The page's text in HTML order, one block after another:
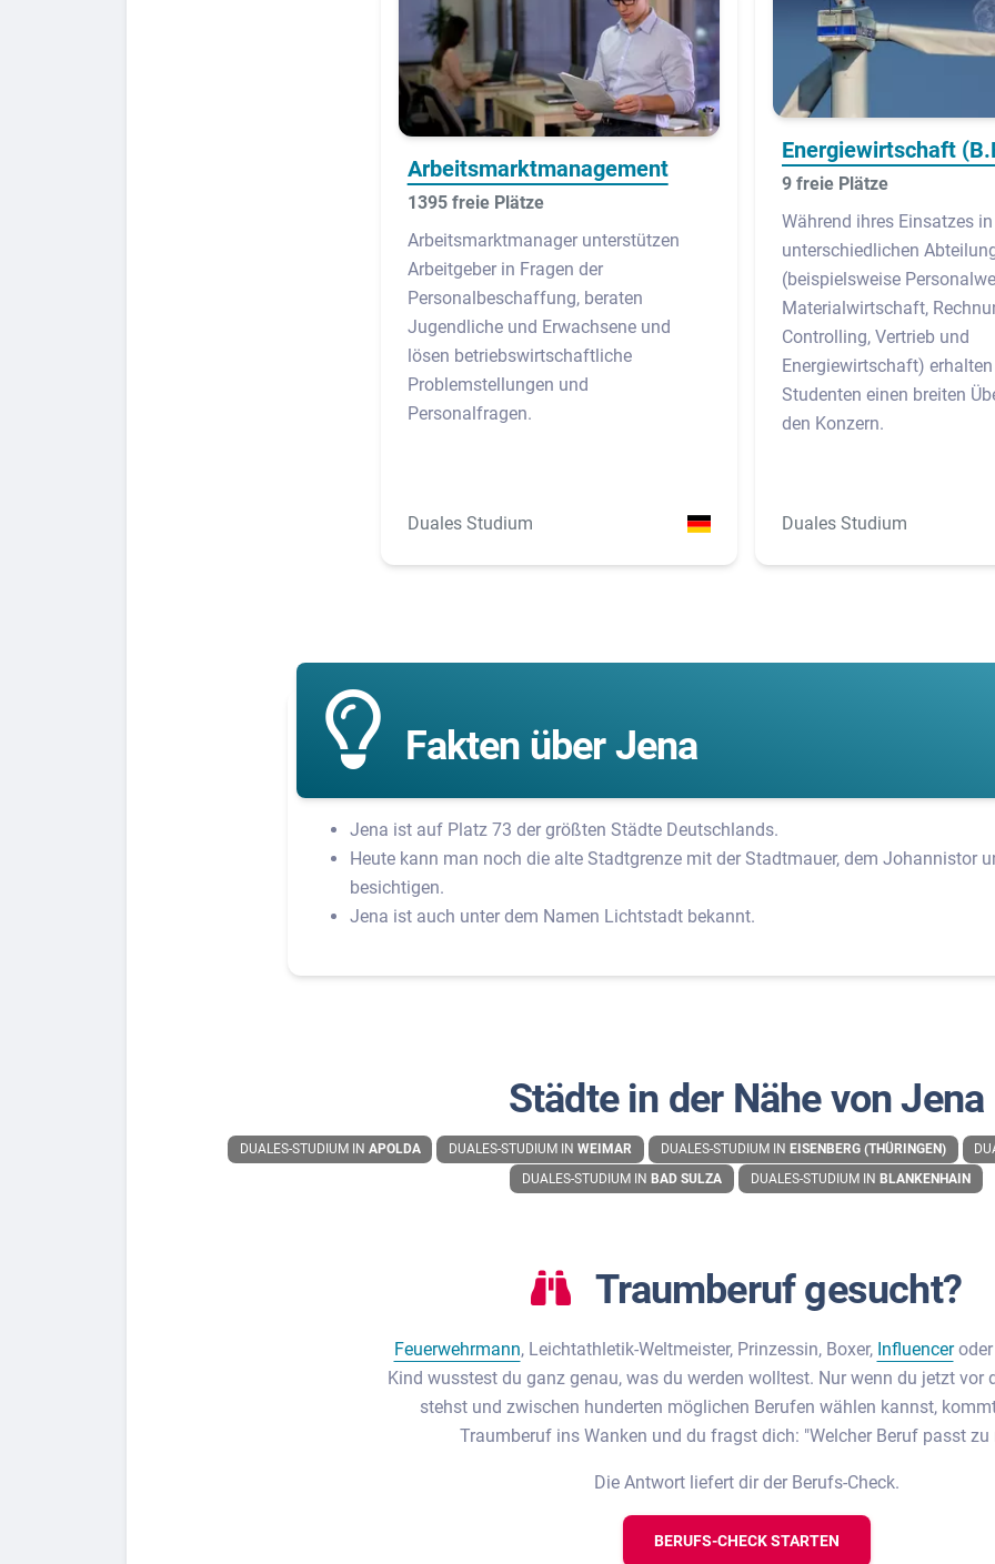
Arbeitsmarktmanagement
1395 freie Plätze
Arbeitsmarktmanager unterstützen
Arbeitgeber in Fragen der
Personalbeschaffung, beraten
Jugendliche und Erwachsene und
lösen betriebswirtschaftliche
Problemstellungen und
Personalfragen.
Duales Studium
Energiewirtschaft
9 freie Plätze
Während ihres Einsatzes
unterschiedlichen
(beispielsweise
Materialwirtschaft,
Controlling, Vertrieb und
Energiewirtschaft)
Studenten einen breiten
den Konzern.
Duales Studium
Fakten über Jena
Jena ist auf Platz 73 der größten Städte Deutschlands.
Heute kann man noch die alte Stadtgrenze mit der Stadtmauer, dem Johannistor
besichtigen.
Jena ist auch unter dem Namen Lichtstadt bekannt.
Städte in der Nähe von Jena
DUALES-STUDIUM IN APOLDA DUALES-STUDIUM INWEIMAR DUALES-STUDIUM IN EISENBERG (THÜRINGEN)
DUALES-STUDIUM IN BAD SULZA DUALES-STUDIUM IN BLANKENHAIN
Traumberuf gesucht?
Feuerwehrmann, Leichtathletik-Weltmeister, Prinzessin, Boxer, Influenceroder
Kind wusstest du ganz genau, was du werden wolltest. Nur wenn du jetzt vor
stehst und zwischen hunderten möglichen Berufen wählen kannst,
Traumberuf ins Wanken und du fragst dich: "Welcher Beruf passt zu
Die Antwort liefert dir der Berufs-Check.
BERUFS-CHECK STARTEN